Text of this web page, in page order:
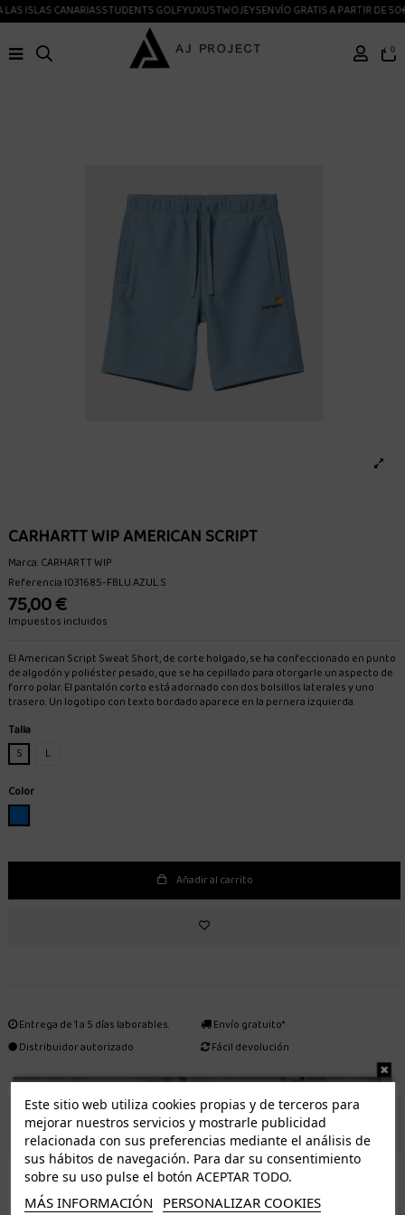
ISLAS CANARIASSTUDENTS GOLFYUXUSTWOJEYSENVÍO GRATIS A PARTIR DE 50€
0
CARHARTT WIP AMERICAN SCRIPT
Marca:CARHARTT WIP
ReferenciaI031685-FBLU.AZUL.S
75,00 €
Impuestos incluidos
El American Script Sweat Short, de corte holgado, se ha confeccionado en punto
de algodón y poliéster pesado, que se ha cepillado para otorgarle un aspecto de
forro polar. El pantalón corto está adornado con dos bolsillos laterales y uno
trasero. Un logotipo con texto bordado aparece en la pernera izquierda.
Talla
S
L
Color
Añadir al carrito
Entrega de 1 a 5 días laborables.
Distribuidor autorizado
Envío gratuito*
Fácil devolución
ENVÍO GRATUITO *
ISLAS CANARIAS
Tenerife 3.50€. Gratis a partir de 50€
Este sitio web utiliza cookies propias y de terceros para
mejorar nuestros servicios y mostrarle publicidad
relacionada con sus preferencias mediante el análisis de
sus hábitos de navegación. Para dar su consentimiento
sobre su uso pulse el botón ACEPTAR TODO.
MÁS INFORMACIÓN PERSONALIZAR COOKIES